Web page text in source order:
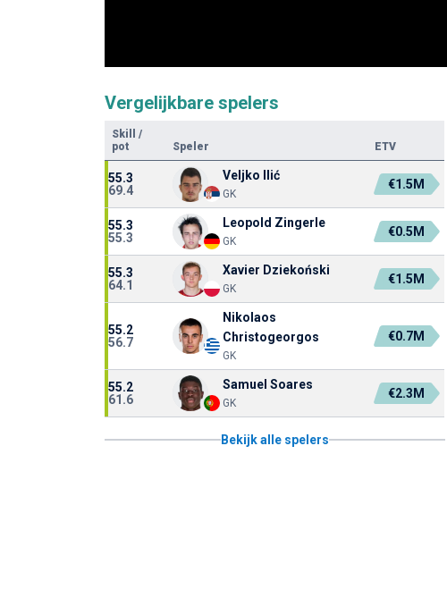
Vergelijkbare spelers
Skill
/
pot
Speler ETV
55.3
69.4
Veljko Ilić
GK
€1.5M
55.3
55.3
Leopold Zingerle
GK
€0.5M
55.3
64.1
Xavier Dziekoński
GK
€1.5M
55.2
56.7
Nikolaos
Christogeorgos
GK
€0.7M
55.2
61.6
Samuel Soares
GK
€2.3M
Bekijk alle spelers